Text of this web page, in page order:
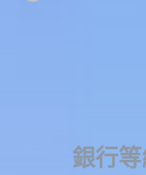
銀行